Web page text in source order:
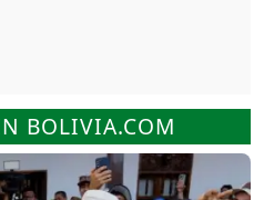
BOLIVIA.COM